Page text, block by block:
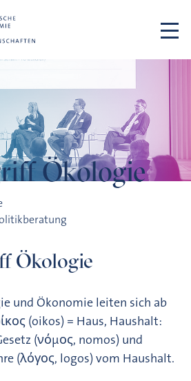
Ökologie
Ökologie
und Ökonomie leiten sich ab
(oikos) = Haus, Haushalt:
(νόμος, nomos) und
(λόγος, logos) vom Haushalt.